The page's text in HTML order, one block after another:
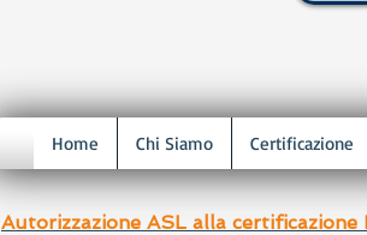
Home Chi Siamo Certificazione
Autorizzazione ASL alla certificazione